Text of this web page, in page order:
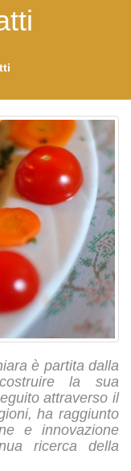
è partita dalla
la sua
attraverso il
ha raggiunto
e innovazione
ricerca della